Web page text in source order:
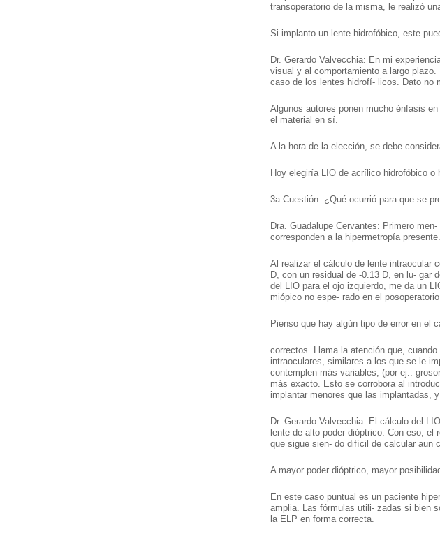
transoperatorio de la misma, le realizó
Si implanto un lente hidrofóbico, este
Dr. Gerardo Valvecchia: En mi
visual y al comportamiento a largo
caso de los lentes hidrofí- licos. Dato no
Algunos autores ponen mucho énfasis
el material en sí.
A la hora de la elección, se debe
Hoy elegiría LIO de acrílico hidrofóbico
3a Cuestión. ¿Qué ocurrió para que se
Dra. Guadalupe Cervantes: Primero
corresponden a la hipermetropía presente.
Al realizar el cálculo de lente intraocular
D, con un residual de -0.13 D, en lu- gar
del LIO para el ojo izquierdo, me da un
miópico no espe- rado en el posoperatorio.
Pienso que hay algún tipo de error en el
correctos. Llama la atención que,
intraoculares, similares a los que se le
contemplen más variables, (por ej.:
más exacto. Esto se corrobora al
implantar menores que las implantadas,
Dr. Gerardo Valvecchia: El cálculo del
lente de alto poder dióptrico. Con eso,
que sigue sien- do difícil de calcular aun
A mayor poder dióptrico, mayor
En este caso puntual es un paciente
amplia. Las fórmulas utili- zadas si bien
la ELP en forma correcta.